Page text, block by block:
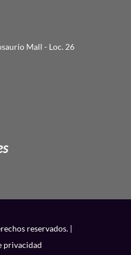
Mall - Loc. 26
reservados. |
privacidad